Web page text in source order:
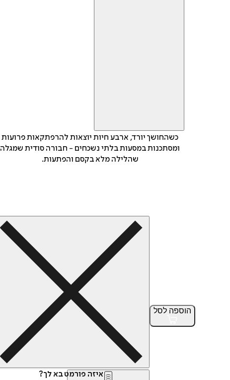
כשהחושך יורד, ארבע חיות יוצאות להרפתקאות פרועות
ומסתכנות במסעות בלתי נשכחים - חבורה סודית שמגלה
שהלילה מלא בקסם והפתעות.
הוספה לסל
איזה פורמט בא לך?